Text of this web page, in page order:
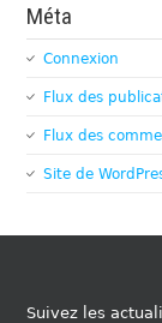
Méta
Connexion
Flux des
Flux des
Site de
Suivez les